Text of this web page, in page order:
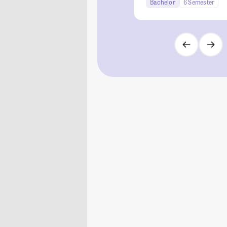
Bachelor 6 Semester